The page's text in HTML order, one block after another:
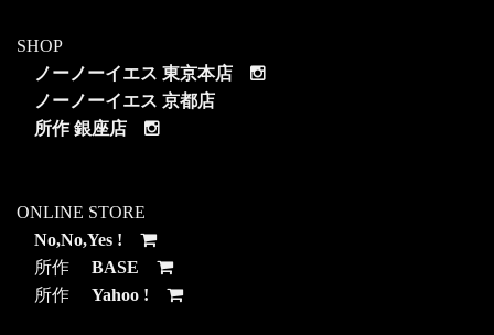
SHOP
ノーノーイエス 東京本店
ノーノーイエス 京都店
所作 銀座店
ONLINE STORE
No,No,Yes !
所作 BASE
所作 Yahoo !